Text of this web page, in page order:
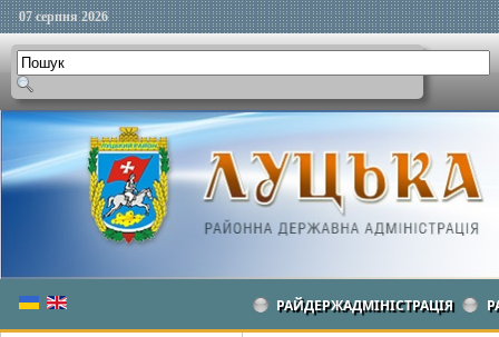
07 серпня 2026
РАЙДЕРЖАДМІНІСТРАЦІЯ